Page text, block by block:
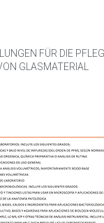
FÜR DIE
GLASMATERIAL